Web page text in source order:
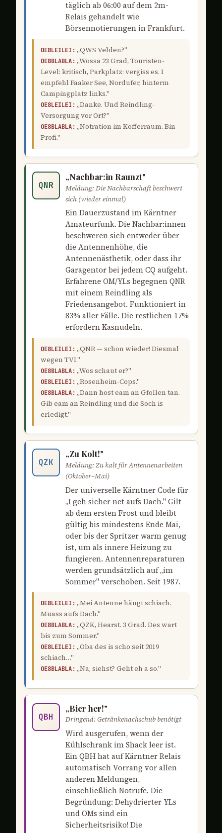
täglich ab 06:00 auf dem 2m-
Relais gehandelt wie
Börsennotierungen in Frankfurt.
OE8LEILEI: „QWS Velden?"
OE8BLABLA: „Wossa 23 Grad, Touristen-
Level: kritisch, Parkplatz: vergiss es. I
empfehl Faaker See, Nordufer, hinterm
Campingplatz links."
OE8LEILEI: „Danke. Und Reindling-
Versorgung vor Ort?"
OE8BLABLA: „Notration im Kofferraum. Bin
Profi."
QNR
„Nachbar:in Raunzt"
Meldung: Die Nachbarschaft beschwert
sich (wieder einmal)
Ein Dauerzustand im Kärntner
Amateurfunk. Die Nachbar:innen
beschweren sich entweder über
die Antennenhöhe, die
Antennenästhetik, oder dass ihr
Garagentor bei jedem CQ aufgeht.
Erfahrene OM/YLs begegnen QNR
mit einem Reindling als
Friedensangebot. Funktioniert in
83% aller Fälle. Die restlichen 17%
erfordern Kasnudeln.
OE8LEILEI: „QNR — schon wieder! Diesmal
wegen TVI."
OE8BLABLA: „Wos schaut er?"
OE8LEILEI: „Rosenheim-Cops."
OE8BLABLA: „Dann host eam an Gfollen tan.
Gib eam an Reindling und die Soch is
erledigt."
QZK
„Zu Kolt!"
Meldung: Zu kalt für Antennenarbeiten
(Oktober–Mai)
Der universelle Kärntner Code für
„I geh sicher net aufs Dach." Gilt
ab dem ersten Frost und bleibt
gültig bis mindestens Ende Mai,
oder bis der Spritzer warm genug
ist, um als innere Heizung zu
fungieren. Antennenreparaturen
werden grundsätzlich auf „im
Sommer" verschoben. Seit 1987.
OE8LEILEI: „Mei Antenne hängt schiach.
Muass aufs Dach."
OE8BLABLA: „QZK, Hearst. 3 Grad. Des wart
bis zum Sommer."
OE8LEILEI: „Oba des is scho seit 2019
schiach…"
OE8BLABLA: „Na, siehst? Geht eh a so."
QBH
„Bier her!"
Dringend: Getränkenachschub benötigt
Wird ausgerufen, wenn der
Kühlschrank im Shack leer ist.
Ein QBH hat auf Kärntner Relais
automatisch Vorrang vor allen
anderen Meldungen,
einschließlich Notrufe. Die
Begründung: Dehydrierter YLs
und OMs sind ein
Sicherheitsrisiko! Die